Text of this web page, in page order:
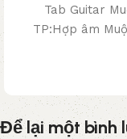
Tab Guitar
TP:Hợp âm
Để lại một bình